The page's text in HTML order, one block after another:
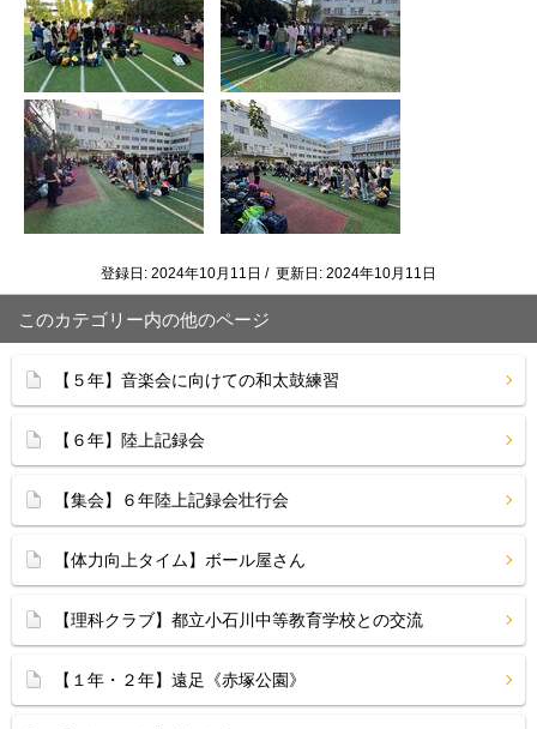
登録日: 2024年10月11日 / 更新日: 2024年10月11日
このカテゴリー内の他のページ
【５年】音楽会に向けての和太鼓練習
【６年】陸上記録会
【集会】６年陸上記録会壮行会
【体力向上タイム】ボール屋さん
【理科クラブ】都立小石川中等教育学校との交流
【１年・２年】遠足《赤塚公園》